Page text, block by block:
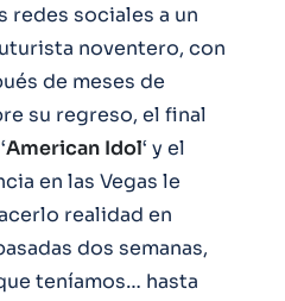
redes sociales a un
noventero, con
de meses de
su regreso, el final
American Idol‘ y el
en las Vegas le
realidad en
dos semanas,
teníamos… hasta